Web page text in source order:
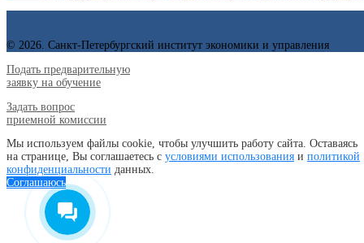
© 2026. Санкт-Петербургский институт экономики и управления
Подать предварительную
заявку на обучение
Задать вопрос
приемной комиссии
Мы используем файлы cookie, чтобы улучшить работу сайта. Оставаясь
на странице, Вы соглашаетесь с условиями использования и политикой
конфиденциальности данных.
Соглашаюсь